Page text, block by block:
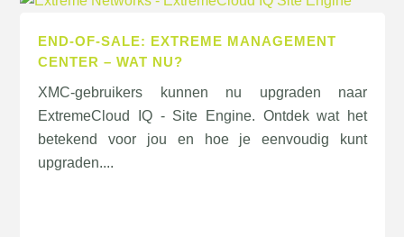
END-OF-SALE: EXTREME MANAGEMENT
CENTER – WAT NU?
XMC-gebruikers kunnen nu upgraden naar
ExtremeCloud IQ - Site Engine. Ontdek wat het
betekend voor jou en hoe je eenvoudig kunt
upgraden....